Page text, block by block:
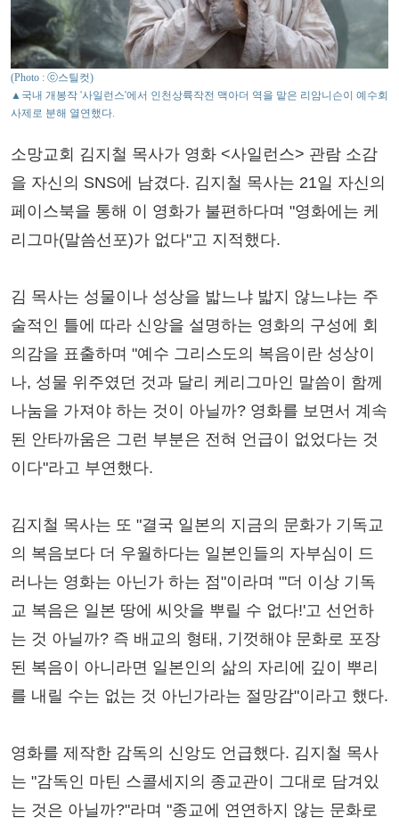
(Photo : ⓒ스틸컷)
▲국내 개봉작 '사일런스'에서 인천상륙작전 맥아더 역을 맡은 리암니슨이 예수회
사제로 분해 열연했다.
소망교회 김지철 목사가 영화 <사일런스> 관람 소감
을 자신의 SNS에 남겼다. 김지철 목사는 21일 자신의
페이스북을 통해 이 영화가 불편하다며 "영화에는 케
리그마(말씀선포)가 없다"고 지적했다.
김 목사는 성물이나 성상을 밟느냐 밟지 않느냐는 주
술적인 틀에 따라 신앙을 설명하는 영화의 구성에 회
의감을 표출하며 "예수 그리스도의 복음이란 성상이
나, 성물 위주였던 것과 달리 케리그마인 말씀이 함께
나눔을 가져야 하는 것이 아닐까? 영화를 보면서 계속
된 안타까움은 그런 부분은 전혀 언급이 없었다는 것
이다"라고 부연했다.
김지철 목사는 또 "결국 일본의 지금의 문화가 기독교
의 복음보다 더 우월하다는 일본인들의 자부심이 드
러나는 영화는 아닌가 하는 점"이라며 "'더 이상 기독
교 복음은 일본 땅에 씨앗을 뿌릴 수 없다!'고 선언하
는 것 아닐까? 즉 배교의 형태, 기껏해야 문화로 포장
된 복음이 아니라면 일본인의 삶의 자리에 깊이 뿌리
를 내릴 수는 없는 것 아닌가라는 절망감"이라고 했다.
영화를 제작한 감독의 신앙도 언급했다. 김지철 목사
는 "감독인 마틴 스콜세지의 종교관이 그대로 담겨있
는 것은 아닐까?"라며 "종교에 연연하지 않는 문화로